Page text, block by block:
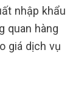
nhập khẩu
quan hàng
giá dịch vụ